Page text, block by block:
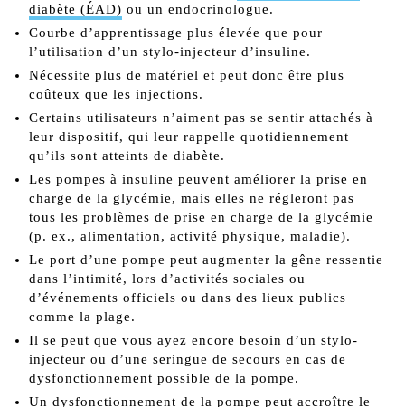
diabète (ÉAD) ou un endocrinologue.
Courbe d’apprentissage plus élevée que pour
l’utilisation d’un stylo-injecteur d’insuline.
Nécessite plus de matériel et peut donc être plus
coûteux que les injections.
Certains utilisateurs n’aiment pas se sentir attachés à
leur dispositif, qui leur rappelle quotidiennement
qu’ils sont atteints de diabète.
Les pompes à insuline peuvent améliorer la prise en
charge de la glycémie, mais elles ne régleront pas
tous les problèmes de prise en charge de la glycémie
(p. ex., alimentation, activité physique, maladie).
Le port d’une pompe peut augmenter la gêne ressentie
dans l’intimité, lors d’activités sociales ou
d’événements officiels ou dans des lieux publics
comme la plage.
Il se peut que vous ayez encore besoin d’un stylo-
injecteur ou d’une seringue de secours en cas de
dysfonctionnement possible de la pompe.
Un dysfonctionnement de la pompe peut accroître le